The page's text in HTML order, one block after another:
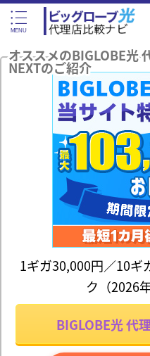
オススメのBIGLOBE光
NEXTのご紹介
1ギガ30,000円／10ギ
ク（2026
BIGLOBE光 代